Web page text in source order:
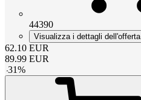
44390
Visualizza i dettagli dell'offerta
62.10 EUR
89.99 EUR
-31%